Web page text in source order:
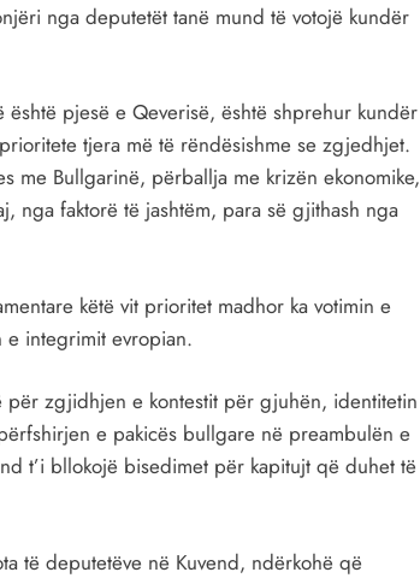
nga deputetët tanë mund të votojë kundër
pjesë e Qeverisë, është shprehur kundër
tjera më të rëndësishme se zgjedhjet.
me Bullgarinë, përballja me krizën ekonomike,
nga faktorë të jashtëm, para së gjithash nga
këtë vit prioritet madhor ka votimin e
e integrimit evropian.
zgjidhjen e kontestit për gjuhën, identitetin
e pakicës bullgare në preambulën e
t’i bllokojë bisedimet për kapitujt që duhet të
të deputetëve në Kuvend, ndërkohë që